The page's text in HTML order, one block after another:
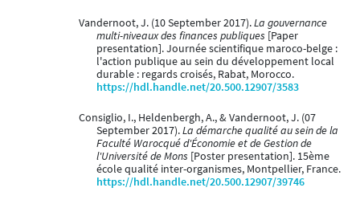
Vandernoot, J. (10 September 2017).La gouvernance
multi-niveaux des finances publiques [Paper
presentation]. Journée scientifique maroco-belge :
l'action publique au sein du développement local
durable : regards croisés, Rabat, Morocco.
https://hdl.handle.net/20.500.12907/3583
Consiglio, I., Heldenbergh, A., & Vandernoot, J. (07
September 2017).La démarche qualité au sein de la
Faculté Warocqué d'Économie et de Gestion de
l'Université de Mons [Poster presentation]. 15ème
école qualité inter-organismes, Montpellier, France.
https://hdl.handle.net/20.500.12907/39746